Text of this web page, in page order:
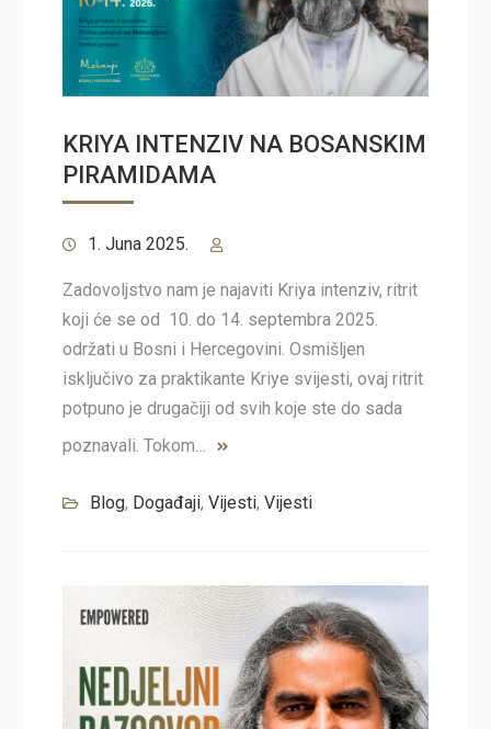
KRIYA INTENZIV NA BOSANSKIM
PIRAMIDAMA
1. Juna 2025.
Zadovoljstvo nam je najaviti Kriya intenziv, ritrit
koji će se od 10. do 14. septembra 2025.
održati u Bosni i Hercegovini. Osmišljen
isključivo za praktikante Kriye svijesti, ovaj ritrit
potpuno je drugačiji od svih koje ste do sada
poznavali. Tokom…
Blog, Događaji, Vijesti, Vijesti